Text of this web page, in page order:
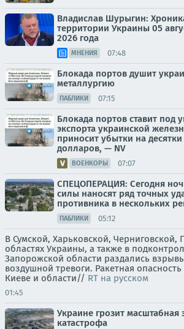
Владислав Шурыгин:
территории Украины 05
2026 года
МНЕНИЯ 07:48
Блокада портов душит
металлургию
ПАБЛИКИ 07:15
Блокада портов ставит под
экспорта украинской
приносит убытки на
долларов, — NV
ВОЕНКОРЫ 07:07
СПЕЦОПЕРАЦИЯ: Сегодня
силы наносят ряд точных
противника в нескольких
ПАБЛИКИ 05:12
В Сумской, Харьковской, Черниговской,
областях Украины, а также в
Запорожской области раздались
воздушной тревоги. Ракетная
Киеве и области// RT на русском
01:45
Украине грозит масштабная
катастрофа